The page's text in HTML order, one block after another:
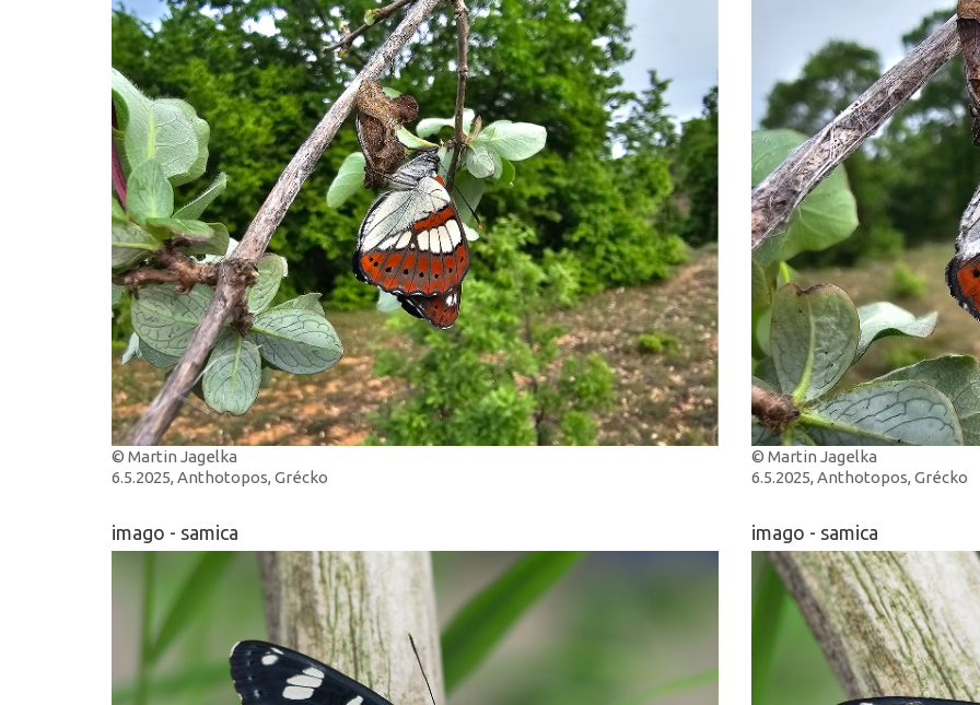
© Martin Jagelka
6.5.2025, Anthotopos, Grécko
© Martin Jagelka
6.5.2025, Anthotopos, Grécko
imago - samica imago - samica